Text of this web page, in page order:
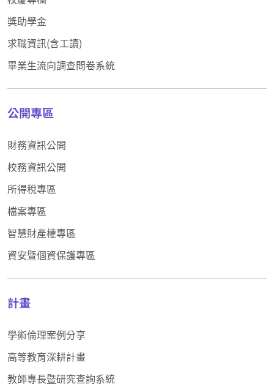
獎助學金
求職資訊(含工讀)
畢業生流向調查問卷系統
公開專區
財務資訊公開
校務資訊公開
所得稅專區
檔案專區
智慧財產權專區
資安暨個資保護專區
計畫
學術倫理案例分享
高等教育深耕計畫
教師專長暨研究查詢系統